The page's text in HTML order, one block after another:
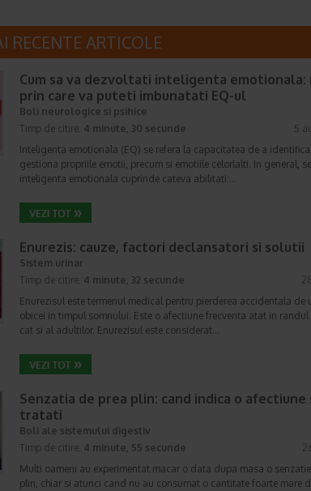
RECENTE ARTICOLE
Cum sa va dezvoltati inteligenta emotionala:
prin care va puteti imbunatati EQ-ul
Boli neurologice si psihice
Timp de citire: 4 minute, 30 secunde
5
Inteligenta emotionala (EQ) se refera la capacitatea de a
gestiona propriile emotii, precum si emotiile celorlalti. In general,
inteligenta emotionala cuprinde cateva abilitati:…
Enurezis: cauze, factori declansatori si solutii
Sistem urinar
Timp de citire: 4 minute, 32 secunde
Enurezisul este termenul medical pentru pierderea accidentala de
obicei in timpul somnului. Este o afectiune frecventa atat in randul
cat si al adultilor. Enurezisul este considerat…
Senzatia de prea plin: cand indica o afectiune
tratati
Boli ale sistemului digestiv
Timp de citire: 4 minute, 55 secunde
Multi oameni au experimentat macar o data dupa masa o
plin, chiar si atunci cand nu au consumat o cantitate foarte mare